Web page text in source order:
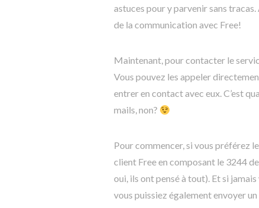
astuces pour y parvenir sans
de la communication avec Free!
Maintenant, pour contacter le
Vous pouvez les appeler
entrer en contact avec eux. C’est
mails, non?
Pour commencer, si vous préférez
client Free en composant le 3244
oui, ils ont pensé à tout). Et si
vous puissiez également envoyer